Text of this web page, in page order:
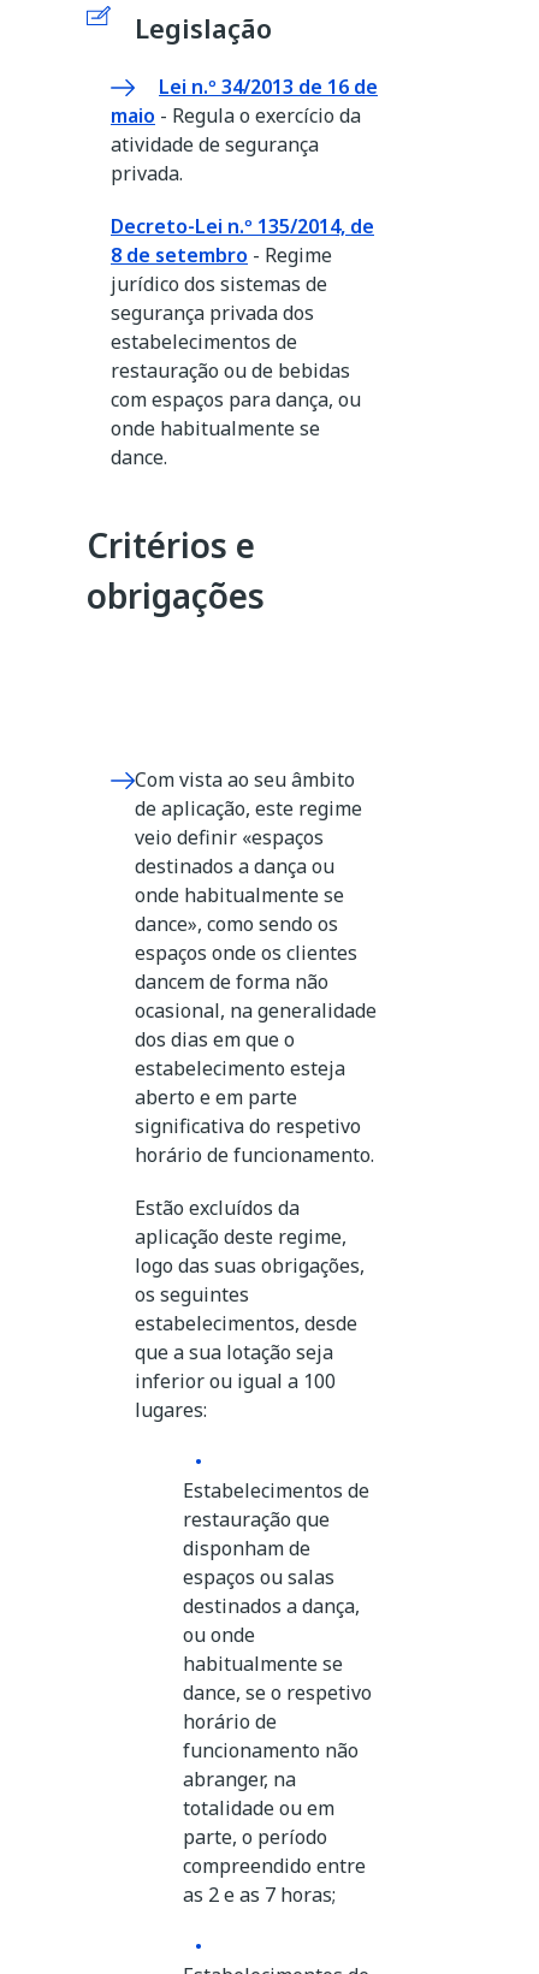
Legislação
Lei n.º 34/2013 de 16 de
maio - Regula o exercício da
atividade de segurança
privada.
Decreto-Lei n.º 135/2014, de
8 de setembro - Regime
jurídico dos sistemas de
segurança privada dos
estabelecimentos de
restauração ou de bebidas
com espaços para dança, ou
onde habitualmente se
dance.
Critérios e
obrigações
Com vista ao seu âmbito
de aplicação, este regime
veio definir «espaços
destinados a dança ou
onde habitualmente se
dance», como sendo os
espaços onde os clientes
dancem de forma não
ocasional, na generalidade
dos dias em que o
estabelecimento esteja
aberto e em parte
significativa do respetivo
horário de funcionamento.
Estão excluídos da
aplicação deste regime,
logo das suas obrigações,
os seguintes
estabelecimentos, desde
que a sua lotação seja
inferior ou igual a 100
lugares:
Estabelecimentos de
restauração que
disponham de
espaços ou salas
destinados a dança,
ou onde
habitualmente se
dance, se o respetivo
horário de
funcionamento não
abranger, na
totalidade ou em
parte, o período
compreendido entre
as 2 e as 7 horas;